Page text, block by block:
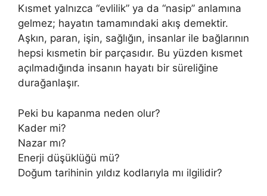
Kısmet yalnızca “evlilik” ya da “nasip” anlamına
gelmez; hayatın tamamındaki akış demektir.
Aşkın, paran, işin, sağlığın, insanlar ile bağlarının
hepsi kısmetin bir parçasıdır. Bu yüzden kısmet
açılmadığında insanın hayatı bir süreliğine
durağanlaşır.
Peki bu kapanma neden olur?
Kader mi?
Nazar mı?
Enerji düşüklüğü mü?
Doğum tarihinin yıldız kodlarıyla mı ilgilidir?